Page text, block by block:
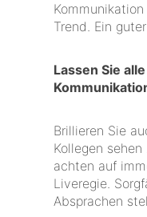
Trend. Ein
Lassen Sie
Brillieren Sie
Kollegen
achten auf
Liveregie.
Absprachen